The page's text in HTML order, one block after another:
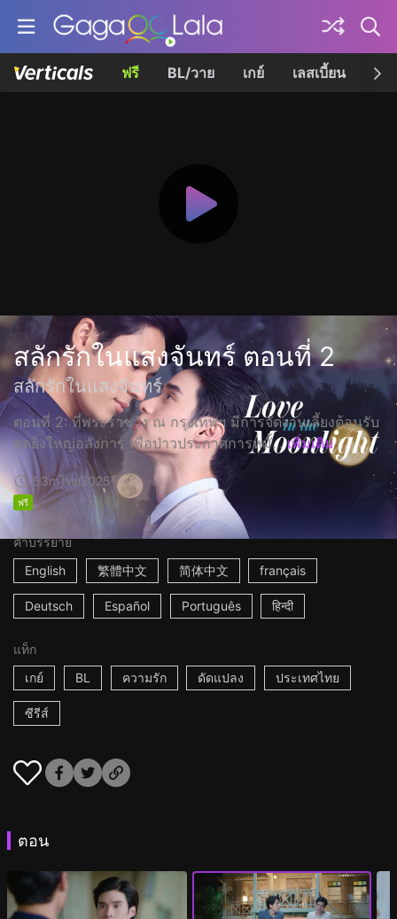
ฟรี BL/วาย เกย์ เลสเบี้ยน เค
สลักรักในแสงจันทร์ ตอนที่ 2
สลักรักในแสงจันทร์
ตอนที่ 2: ที่พระราชวัง ณ กรุงเทพฯ มีการจัดงานเลี้ยงต้อนรับ
สุดยิ่งใหญ่อลังการ เพื่อป่าวประกาศการหมั้... เพิ่มเติม
53mไทย2025
ฟรี
คำบรรยาย
English
繁體中文 简体中文 français
Deutsch Español Português हिन्दी
แท็ก
เกย์
BL ความรัก ดัดแปลง ประเทศไทย
ซีรีส์
ตอน